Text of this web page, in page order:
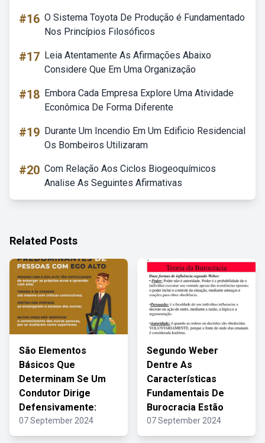
#16 O Sistema Toyota De Produção é Fundamentado
Nos Princípios Filosóficos
#17 Leia Atentamente As Afirmações Abaixo
Considere Que Em Uma Organização
#18 Embora Cada Empresa Explore Uma Atividade
Econômica De Forma Diferente
#19 Durante Um Incendio Em Um Edificio Residencial
Os Bombeiros Utilizaram
#20 Com Relação Aos Ciclos Biogeoquímicos
Analise As Seguintes Afirmativas
Related Posts
São Elementos
Básicos Que
Determinam Se Um
Condutor Dirige
Defensivamente:
07 September 2024
Segundo Weber
Dentre As
Características
Fundamentais De
Burocracia Estão
07 September 2024